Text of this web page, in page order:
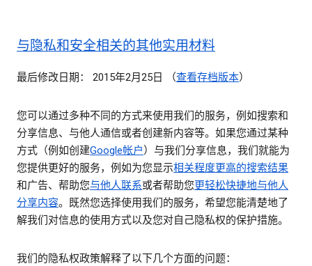
与隐私和安全相关的其他实用材料
最后修改日期： 2015年2月25日 （查看存档版本）
您可以通过多种不同的方式来使用我们的服务，例如搜索和
分享信息、与他人通信或者创建新内容等。如果您通过某种
方式（例如创建Google帐户）与我们分享信息，我们就能为
您提供更好的服务，例如为您显示相关程度更高的搜索结果
和广告、帮助您与他人联系或者帮助您更轻松快捷地与他人
分享内容。既然您选择使用我们的服务，希望您能清楚地了
解我们对信息的使用方式以及您对自己隐私权的保护措施。
我们的隐私权政策解释了以下几个方面的问题：